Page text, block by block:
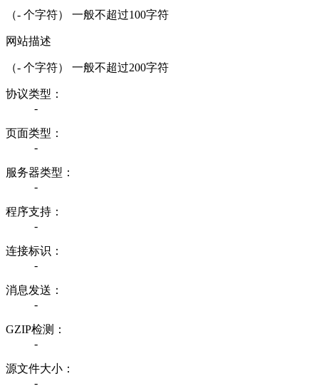
（- 个字符） 一般不超过100字符
网站描述
（- 个字符） 一般不超过200字符
协议类型：
-
页面类型：
-
服务器类型：
-
程序支持：
-
连接标识：
-
消息发送：
-
GZIP检测：
-
源文件大小：
-